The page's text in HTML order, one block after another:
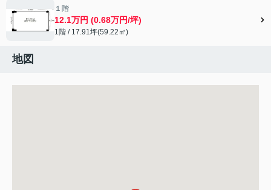
１階
12.1万円 (0.68万円/坪)
1階 / 17.91坪(59.22㎡)
地図